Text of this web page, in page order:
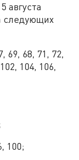
августа
следующих
69, 68, 71, 72,
104, 106,
100;